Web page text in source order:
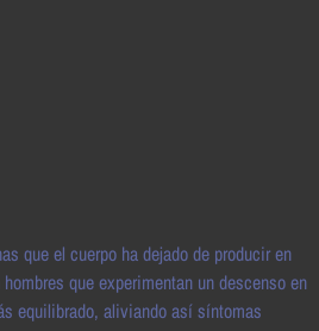
que el cuerpo ha dejado de producir en
que experimentan un descenso en
equilibrado, aliviando así síntomas